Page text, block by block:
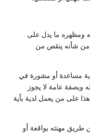
ومظهره ما يدل على
من شأنه ينقص من
أية مساعدة أو مشورة في
وبصفة عامة لا يجوز
على من يعمل لدية بأية
طريق مهنته بواقعة أو